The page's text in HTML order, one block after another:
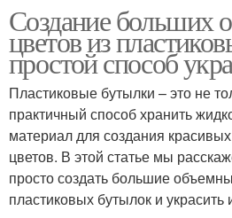
Создание больших
цветов из
простой способ
Пластиковые бутылки – это не
практичный способ хранить
материал для создания
цветов. В этой статье мы
просто создать большие
пластиковых бутылок и